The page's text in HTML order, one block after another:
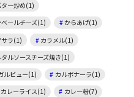
ー炒め(1)
ールチーズ(1)
からあげ(1)
サラ(1)
カラメル(1)
ルソースチーズ焼き(1)
ルビュー(1)
カルボナーラ(1)
カレーライス(1)
カレー粉(7)